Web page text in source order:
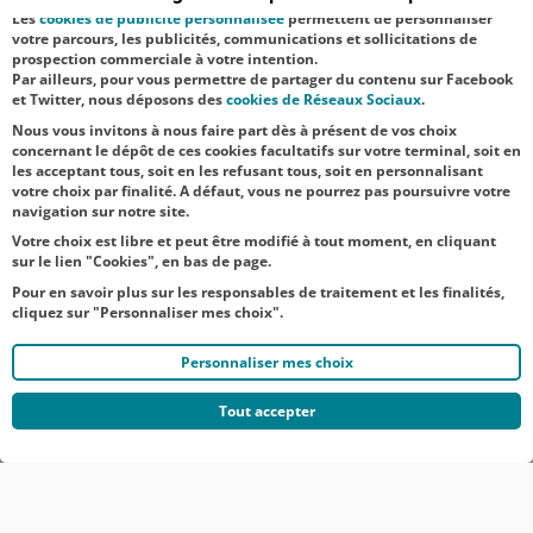
l’événement -
Matthieu
Renard,
Lescookies de publicité personnalisée permettent de personnaliser
votre parcours, les publicités, communications et sollicitations de
prospection commerciale à votre intention.
Par ailleurs, pour vous permettre de partager du contenu sur Facebook
et Twitter, nous déposons descookies de Réseaux Sociaux.
Nous vous invitons à nous faire part dès à présent de vos choix
concernant le dépôt de ces cookies facultatifs sur votre terminal, soit en
les acceptant tous, soit en les refusant tous, soit en personnalisant
votre choix par finalité. A défaut, vous ne pourrez pas poursuivre votre
navigation sur notre site.
Votre choix est libre et peut être modifié à tout moment, en cliquant
sur le lien "Cookies", en bas de page.
Pour en savoir plus sur les responsables de traitement et les finalités,
cliquez sur "Personnaliser mes choix".
Personnaliser mes choix
Tout accepter